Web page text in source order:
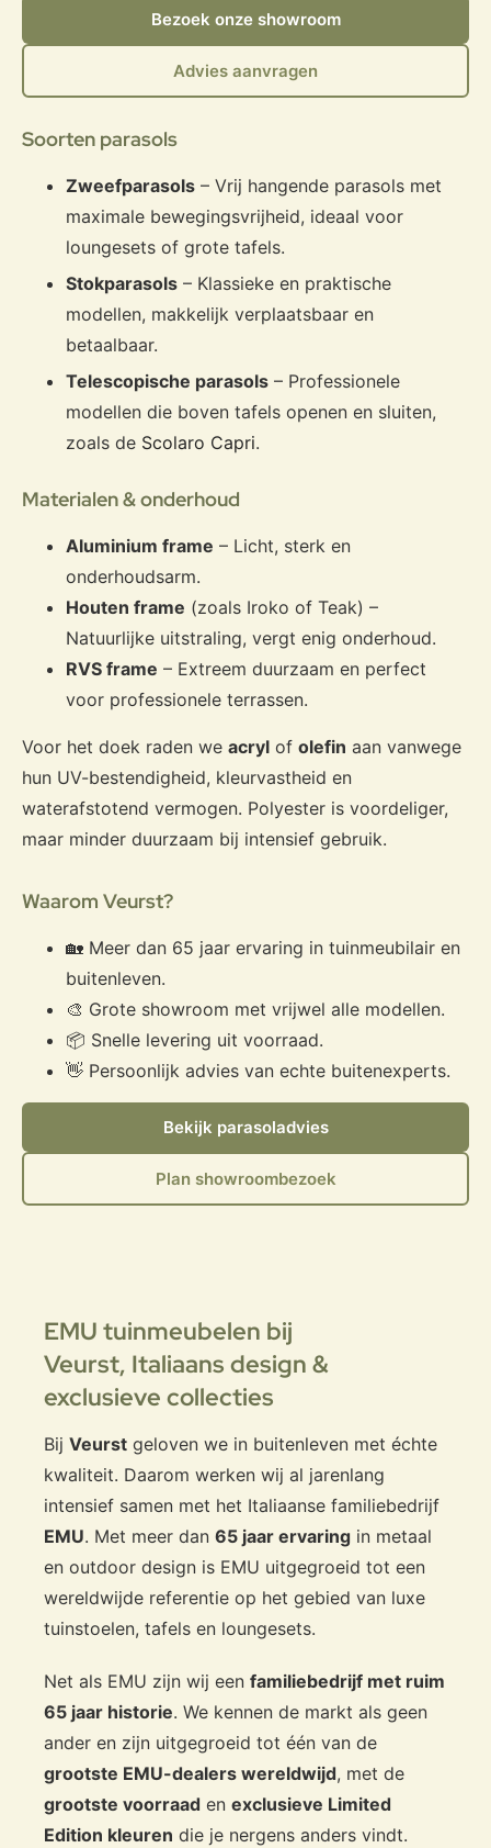
Bezoek onze showroom
Advies aanvragen
Soorten parasols
Zweefparasols – Vrij hangende parasols met
maximale bewegingsvrijheid, ideaal voor
loungesets of grote tafels.
Stokparasols – Klassieke en praktische
modellen, makkelijk verplaatsbaar en
betaalbaar.
Telescopische parasols – Professionele
modellen die boven tafels openen en sluiten,
zoals de Scolaro Capri.
Materialen & onderhoud
Aluminium frame – Licht, sterk en
onderhoudsarm.
Houten frame (zoals Iroko of Teak) –
Natuurlijke uitstraling, vergt enig onderhoud.
RVS frame – Extreem duurzaam en perfect
voor professionele terrassen.
Voor het doek raden we acryl of olefin aan vanwege
hun UV-bestendigheid, kleurvastheid en
waterafstotend vermogen. Polyester is voordeliger,
maar minder duurzaam bij intensief gebruik.
Waarom Veurst?
🏡 Meer dan 65 jaar ervaring in tuinmeubilair en
buitenleven.
🎨 Grote showroom met vrijwel alle modellen.
📦 Snelle levering uit voorraad.
👋 Persoonlijk advies van echte buitenexperts.
Bekijk parasoladvies
Plan showroombezoek
EMU tuinmeubelen bij
Veurst, Italiaans design &
exclusieve collecties
Bij Veurst geloven we in buitenleven met échte
kwaliteit. Daarom werken wij al jarenlang
intensief samen met het Italiaanse familiebedrijf
EMU. Met meer dan 65 jaar ervaring in metaal
en outdoor design is EMU uitgegroeid tot een
wereldwijde referentie op het gebied van luxe
tuinstoelen, tafels en loungesets.
Net als EMU zijn wij een familiebedrijf met ruim
65 jaar historie. We kennen de markt als geen
ander en zijn uitgegroeid tot één van de
grootste EMU-dealers wereldwijd, met de
grootste voorraad en exclusieve Limited
Edition kleuren die je nergens anders vindt.